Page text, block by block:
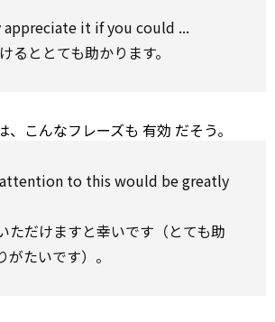
appreciate it if you could ...
るととても助かります。
、こんなフレーズも 有効 だそう。
attention to this would begreatly
ただけますと幸いです（とても助
たいです）。